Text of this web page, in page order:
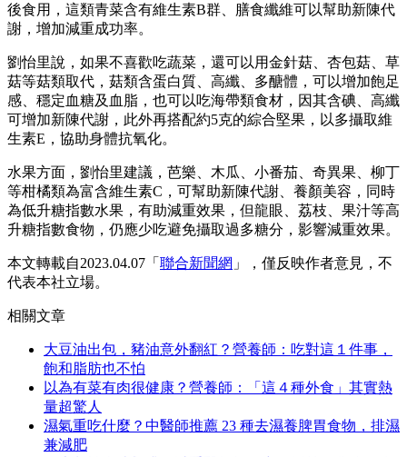
後食用，這類青菜含有維生素B群、膳食纖維可以幫助新陳代
謝，增加減重成功率。
劉怡里說，如果不喜歡吃蔬菜，還可以用金針菇、杏包菇、草
菇等菇類取代，菇類含蛋白質、高纖、多醣體，可以增加飽足
感、穩定血糖及血脂，也可以吃海帶類食材，因其含碘、高纖
可增加新陳代謝，此外再搭配約5克的綜合堅果，以多攝取維
生素E，協助身體抗氧化。
水果方面，劉怡里建議，芭樂、木瓜、小番茄、奇異果、柳丁
等柑橘類為富含維生素C，可幫助新陳代謝、養顏美容，同時
為低升糖指數水果，有助減重效果，但龍眼、荔枝、果汁等高
升糖指數食物，仍應少吃避免攝取過多糖分，影響減重效果。
本文轉載自2023.04.07「 聯合新聞網 」，僅反映作者意見，不
代表本社立場。
相關文章
大豆油出包，豬油意外翻紅？營養師：吃對這１件事，
飽和脂肪也不怕
以為有菜有肉很健康？營養師：「這４種外食」其實熱
量超驚人
濕氣重吃什麼？中醫師推薦 23 種去濕養脾胃食物，排濕
兼減肥